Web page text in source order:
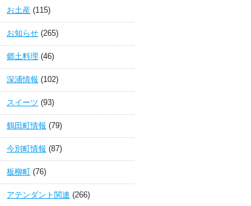
お土産 (115)
お知らせ (265)
郷土料理 (46)
深浦情報 (102)
スイーツ (93)
鶴田町情報 (79)
今別町情報 (87)
板柳町 (76)
アテンダント関連 (266)